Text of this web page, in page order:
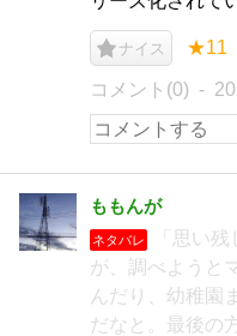
ナイス ★11
コメント(0)
ももんが
ネタバレ
「思い
が、調べようと
んだり、幼稚園
だなと。最後の